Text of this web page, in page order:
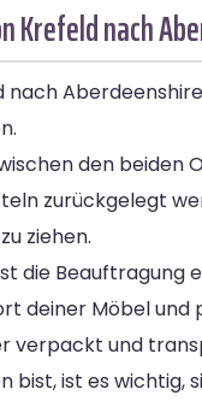
Krefeld nach
nach
den
zurückgelegt
ziehen.
die
deiner Möbel
verpackt und
ist es wichtig,